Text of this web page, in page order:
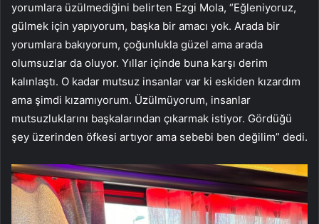
yorumlara üzülmediğini belirten Ezgi Mola, “Eğleniyoruz,
gülmek için yapıyorum, başka bir amacı yok. Arada bir
yorumlara bakıyorum, çoğunlukla güzel ama arada
olumsuzlar da oluyor. Yıllar içinde buna karşı derim
kalınlaştı. O kadar mutsuz insanlar var ki eskiden kızardım
ama şimdi kızamıyorum. Üzülmüyorum, insanlar
mutsuzluklarını başkalarından çıkarmak istiyor. Gördüğü
şey üzerinden öfkesi artıyor ama sebebi ben değilim” dedi.